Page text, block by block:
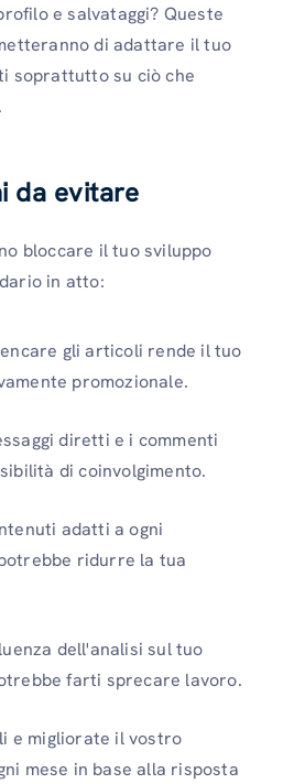
e salvataggi? Queste
di adattare il tuo
soprattutto su ciò che
da evitare
bloccare il tuo sviluppo
in atto:
gli articoli rende il tuo
promozionale.
diretti e i commenti
di coinvolgimento.
adatti a ogni
ridurre la tua
dell'analisi sul tuo
farti sprecare lavoro.
e migliorate il vostro
mese in base alla risposta